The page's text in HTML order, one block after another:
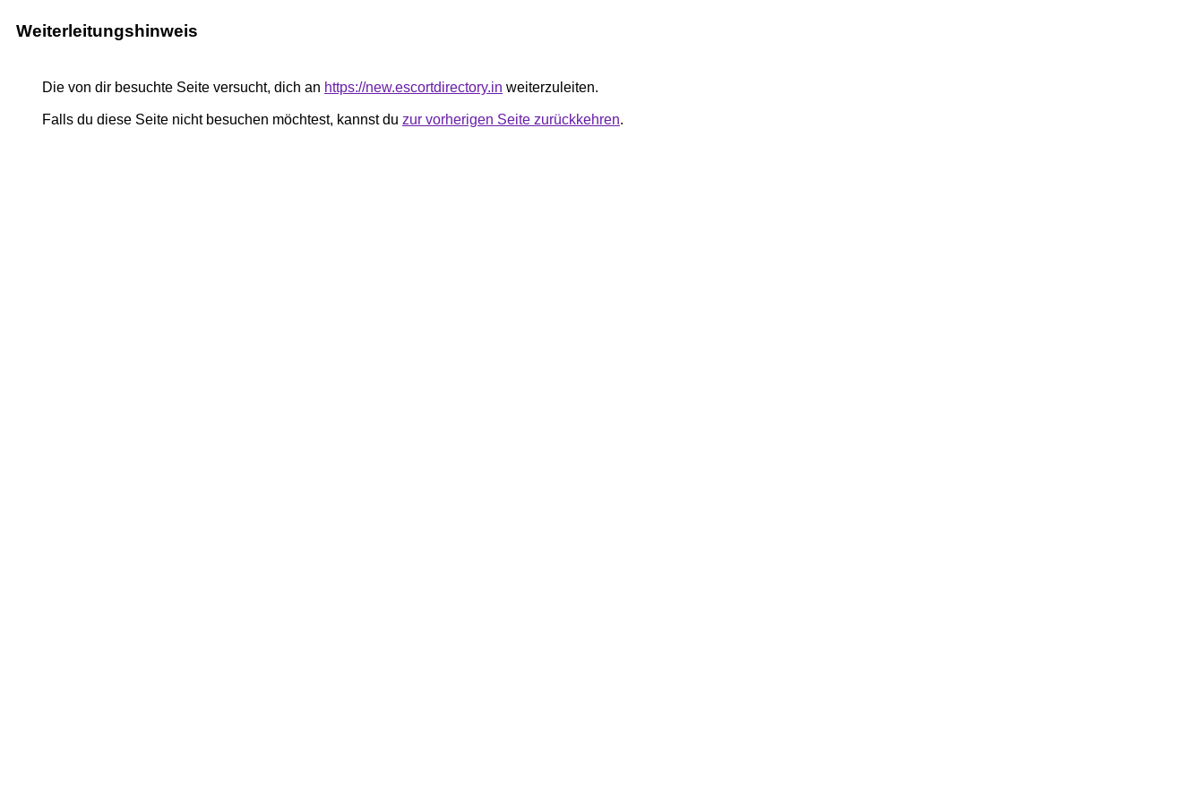
Weiterleitungshinweis
Die von dir besuchte Seite versucht, dich an https://new.escortdirectory.in weiterzuleiten.
Falls du diese Seite nicht besuchen möchtest, kannst du zur vorherigen Seite zurückkehren.